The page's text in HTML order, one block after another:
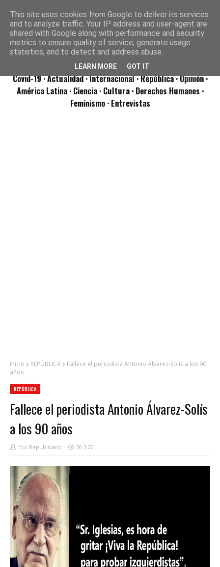
Covid-19· Actualidad· Internacional· República· Opinión·
América Latina · Ciencia · Cultura · Derechos Humanos ·
Feminismo · Entrevistas
Inicio REPÚBLICA
Fallece el periodista Antonio Álvarez-Solís a los 90
años
REPÚBLICA
Fallece el periodista Antonio Álvarez-Solís
a los 90 años
Eco Republicano 30.3.20
This site uses cookies from Google to deliver its services
and to analyze traffic. Your IP address and user-agent are
shared with Google along with performance and security
metrics to ensure quality of service, generate usage
statistics, and to detect and address abuse.
LEARN MORE GOT IT